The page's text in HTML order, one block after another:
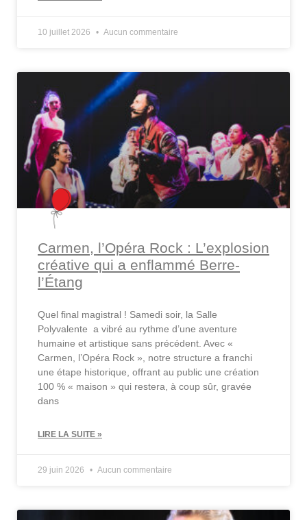
10 juillet 2026 Aucun commentaire
Carmen, l’Opéra Rock : L’explosion
créative qui a enflammé Berre-
l’Étang
Quel final magistral ! Samedi soir, la Salle
Polyvalente a vibré au rythme d’une aventure
humaine et artistique sans précédent. Avec «
Carmen, l’Opéra Rock », notre structure a franchi
une étape historique, offrant au public une création
100 % « maison » qui restera, à coup sûr, gravée
dans
LIRE LA SUITE »
29 juin 2026 Aucun commentaire